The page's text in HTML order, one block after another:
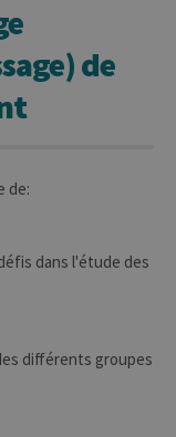
de
de:
dans l'étude des
différents groupes